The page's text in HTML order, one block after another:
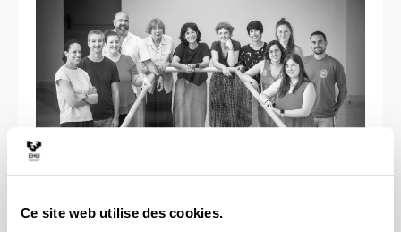
Ce site web utilise des cookies.